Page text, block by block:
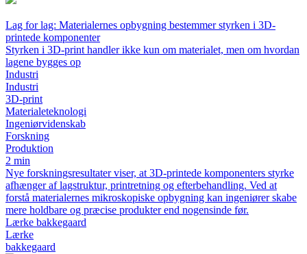
Lag for lag: Materialernes opbygning bestemmer styrken i 3D-
printede komponenter
Styrken i 3D-print handler ikke kun om materialet, men om hvordan
lagene bygges op
Industri
Industri
3D-print
Materialeteknologi
Ingeniørvidenskab
Forskning
Produktion
2 min
Nye forskningsresultater viser, at 3D-printede komponenters styrke
afhænger af lagstruktur, printretning og efterbehandling. Ved at
forstå materialernes mikroskopiske opbygning kan ingeniører skabe
mere holdbare og præcise produkter end nogensinde før.
Lærke bakkegaard
Lærke
bakkegaard